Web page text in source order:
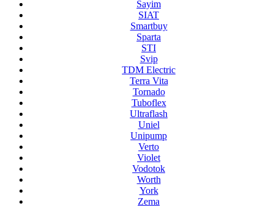
Sayim
SIAT
Smartbuy
Sparta
STI
Svip
TDM Electric
Terra Vita
Tornado
Tuboflex
Ultraflash
Uniel
Unipump
Verto
Violet
Vodotok
Worth
York
Zema